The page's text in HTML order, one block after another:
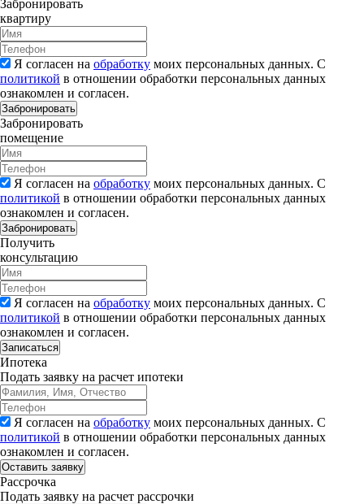
Забронировать
квартиру
Я согласен на обработку моих персональных данных. С
политикой в отношении обработки персональных данных
ознакомлен и согласен.
Забронировать
Забронировать
помещение
Я согласен на обработку моих персональных данных. С
политикой в отношении обработки персональных данных
ознакомлен и согласен.
Забронировать
Получить
консультацию
Я согласен на обработку моих персональных данных. С
политикой в отношении обработки персональных данных
ознакомлен и согласен.
Записаться
Ипотека
Подать заявку на расчет ипотеки
Я согласен на обработку моих персональных данных. С
политикой в отношении обработки персональных данных
ознакомлен и согласен.
Рассрочка
Подать заявку на расчет рассрочки